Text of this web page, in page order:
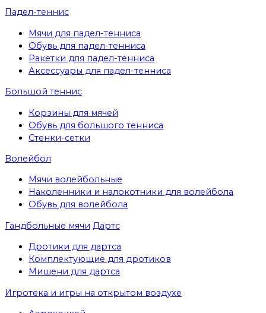
Падел-теннис
Мячи для падел-тенниса
Обувь для падел-тенниса
Ракетки для падел-тенниса
Аксессуары для падел-тенниса
Большой теннис
Корзины для мячей
Обувь для большого тенниса
Стенки-сетки
Волейбол
Мячи волейбольные
Наколенники и налокотники для волейбола
Обувь для волейбола
Гандбольные мячи Дартс
Дротики для дартса
Комплектующие для дротиков
Мишени для дартса
Игротека и игры на открытом воздухе